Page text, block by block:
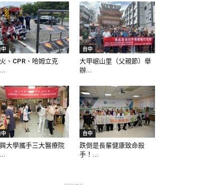
中
、CPR、哈姆立克
台中
大甲岷山里（父親節）舉
辦...
中
大學攜手三大醫療院
台中
跌倒是長輩健康致命殺
手！...